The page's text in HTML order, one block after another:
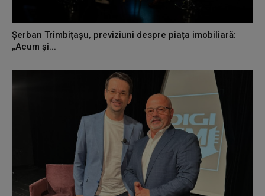
Șerban Trîmbițașu, previziuni despre piața imobiliară:
„Acum și...